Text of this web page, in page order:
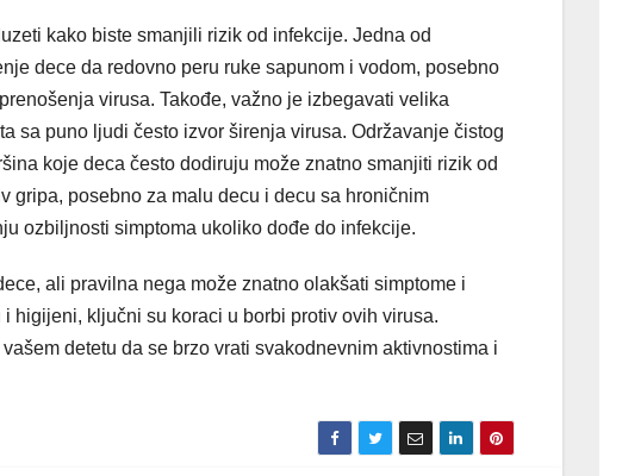
kako biste smanjili rizik od infekcije. Jedna od
dece da redovno peru ruke sapunom i vodom, posebno
virusa. Takođe, važno je izbegavati velika
sa puno ljudi često izvor širenja virusa. Održavanje čistog
koje deca često dodiruju može znatno smanjiti rizik od
gripa, posebno za malu decu i decu sa hroničnim
ozbiljnosti simptoma ukoliko dođe do infekcije.
ali pravilna nega može znatno olakšati simptome i
higijeni, ključni su koraci u borbi protiv ovih virusa.
detetu da se brzo vrati svakodnevnim aktivnostima i